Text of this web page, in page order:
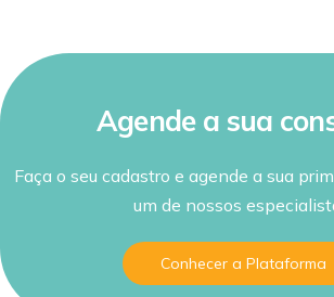
Agende a sua
Faça o seu cadastro e agende a sua
um de nossos
Conhecer a Plataforma